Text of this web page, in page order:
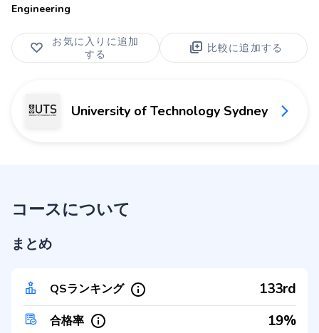
Engineering
お気に入りに追加
する
比較に追加する
University of Technology Sydney
コースについて
まとめ
QSランキング 133rd
合格率 19%